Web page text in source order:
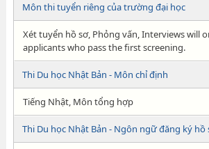
Môn thi tuyển riêng của trường đại học
Xét tuyển hồ sơ, Phỏng vấn, Interviews will
applicants who pass the first screening.
Thi Du học Nhật Bản - Môn chỉ định
Tiếng Nhật, Môn tổng hợp
Thi Du học Nhật Bản - Ngôn ngữ đăng ký hồ